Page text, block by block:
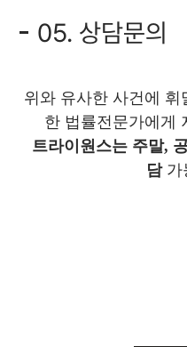
05. 상담문의
위와 유사한 사건에 휘
한 법률전문가에게
트라이원스는 주말,
담가